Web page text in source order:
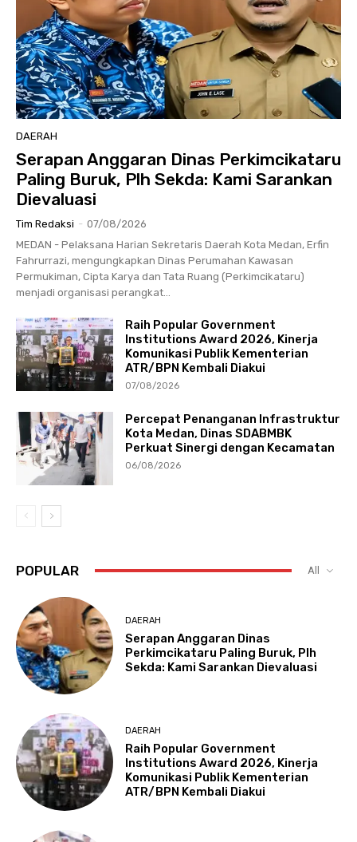
DAERAH
Serapan Anggaran Dinas Perkimcikataru
Paling Buruk, Plh Sekda: Kami Sarankan
Dievaluasi
Tim Redaksi - 07/08/2026
MEDAN - Pelaksana Harian Sekretaris Daerah Kota Medan, Erfin
Fahrurrazi, mengungkapkan Dinas Perumahan Kawasan
Permukiman, Cipta Karya dan Tata Ruang (Perkimcikataru)
menjadi organisasi perangkat...
Raih Popular Government
Institutions Award 2026, Kinerja
Komunikasi Publik Kementerian
ATR/BPN Kembali Diakui
07/08/2026
Percepat Penanganan Infrastruktur
Kota Medan, Dinas SDABMBK
Perkuat Sinergi dengan Kecamatan
06/08/2026
POPULAR All
DAERAH
Serapan Anggaran Dinas
Perkimcikataru Paling Buruk, Plh
Sekda: Kami Sarankan Dievaluasi
DAERAH
Raih Popular Government
Institutions Award 2026, Kinerja
Komunikasi Publik Kementerian
ATR/BPN Kembali Diakui